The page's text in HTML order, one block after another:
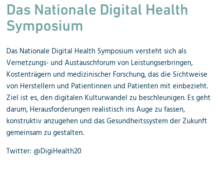
Das Nationale Digital Health
Symposium
Das Nationale Digital Health Symposium versteht sich als
Vernetzungs- und Austauschforum von Leistungserbringen,
Kostenträgern und medizinischer Forschung, das die Sichtweise
von Herstellern und Patientinnen und Patienten mit einbezieht.
Ziel ist es, den digitalen Kulturwandel zu beschleunigen. Es geht
darum, Herausforderungen realistisch ins Auge zu fassen,
konstruktiv anzugehen und das Gesundheitssystem der Zukunft
gemeinsam zu gestalten.
Twitter: @DigiHealth20